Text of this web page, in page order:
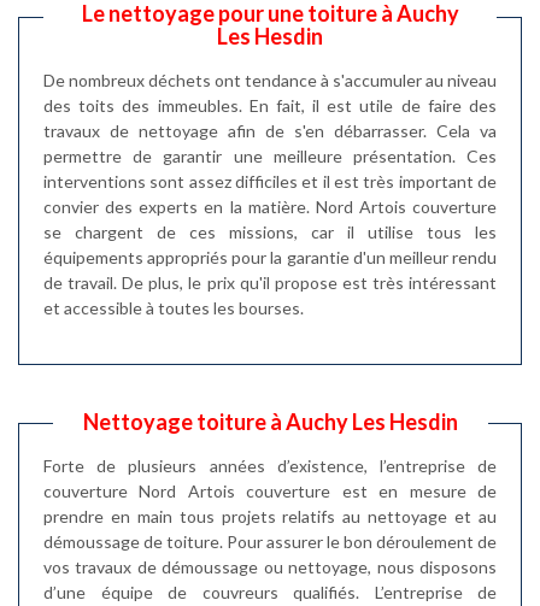
Le nettoyage pour une toiture à Auchy
Les Hesdin
De nombreux déchets ont tendance à s'accumuler au niveau
des toits des immeubles. En fait, il est utile de faire des
travaux de nettoyage afin de s'en débarrasser. Cela va
permettre de garantir une meilleure présentation. Ces
interventions sont assez difficiles et il est très important de
convier des experts en la matière. Nord Artois couverture
se chargent de ces missions, car il utilise tous les
équipements appropriés pour la garantie d'un meilleur rendu
de travail. De plus, le prix qu'il propose est très intéressant
et accessible à toutes les bourses.
Nettoyage toiture à Auchy Les Hesdin
Forte de plusieurs années d’existence, l’entreprise de
couverture Nord Artois couverture est en mesure de
prendre en main tous projets relatifs au nettoyage et au
démoussage de toiture. Pour assurer le bon déroulement de
vos travaux de démoussage ou nettoyage, nous disposons
d’une équipe de couvreurs qualifiés. L’entreprise de